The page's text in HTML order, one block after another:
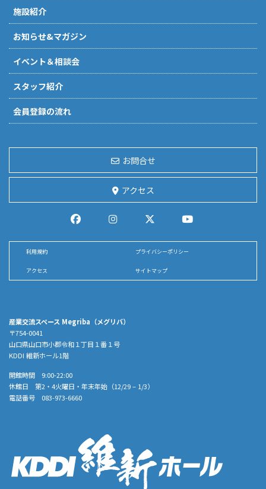
産業交流スペース Megriba（メグリバ）
〒754-0041
山口県山口市小郡令和１丁目１番１号
KDDI 維新ホール1階
開館時間 9:00-22:00
休館日 第2・4火曜日・年末年始（12/29 – 1/3）
電話番号 083-973-6660
施設紹介
お知らせ&マガジン
イベント＆相談会
スタッフ紹介
会員登録の流れ
お問合せ
アクセス
利用規約 プライバシーポリシー
アクセス サイトマップ